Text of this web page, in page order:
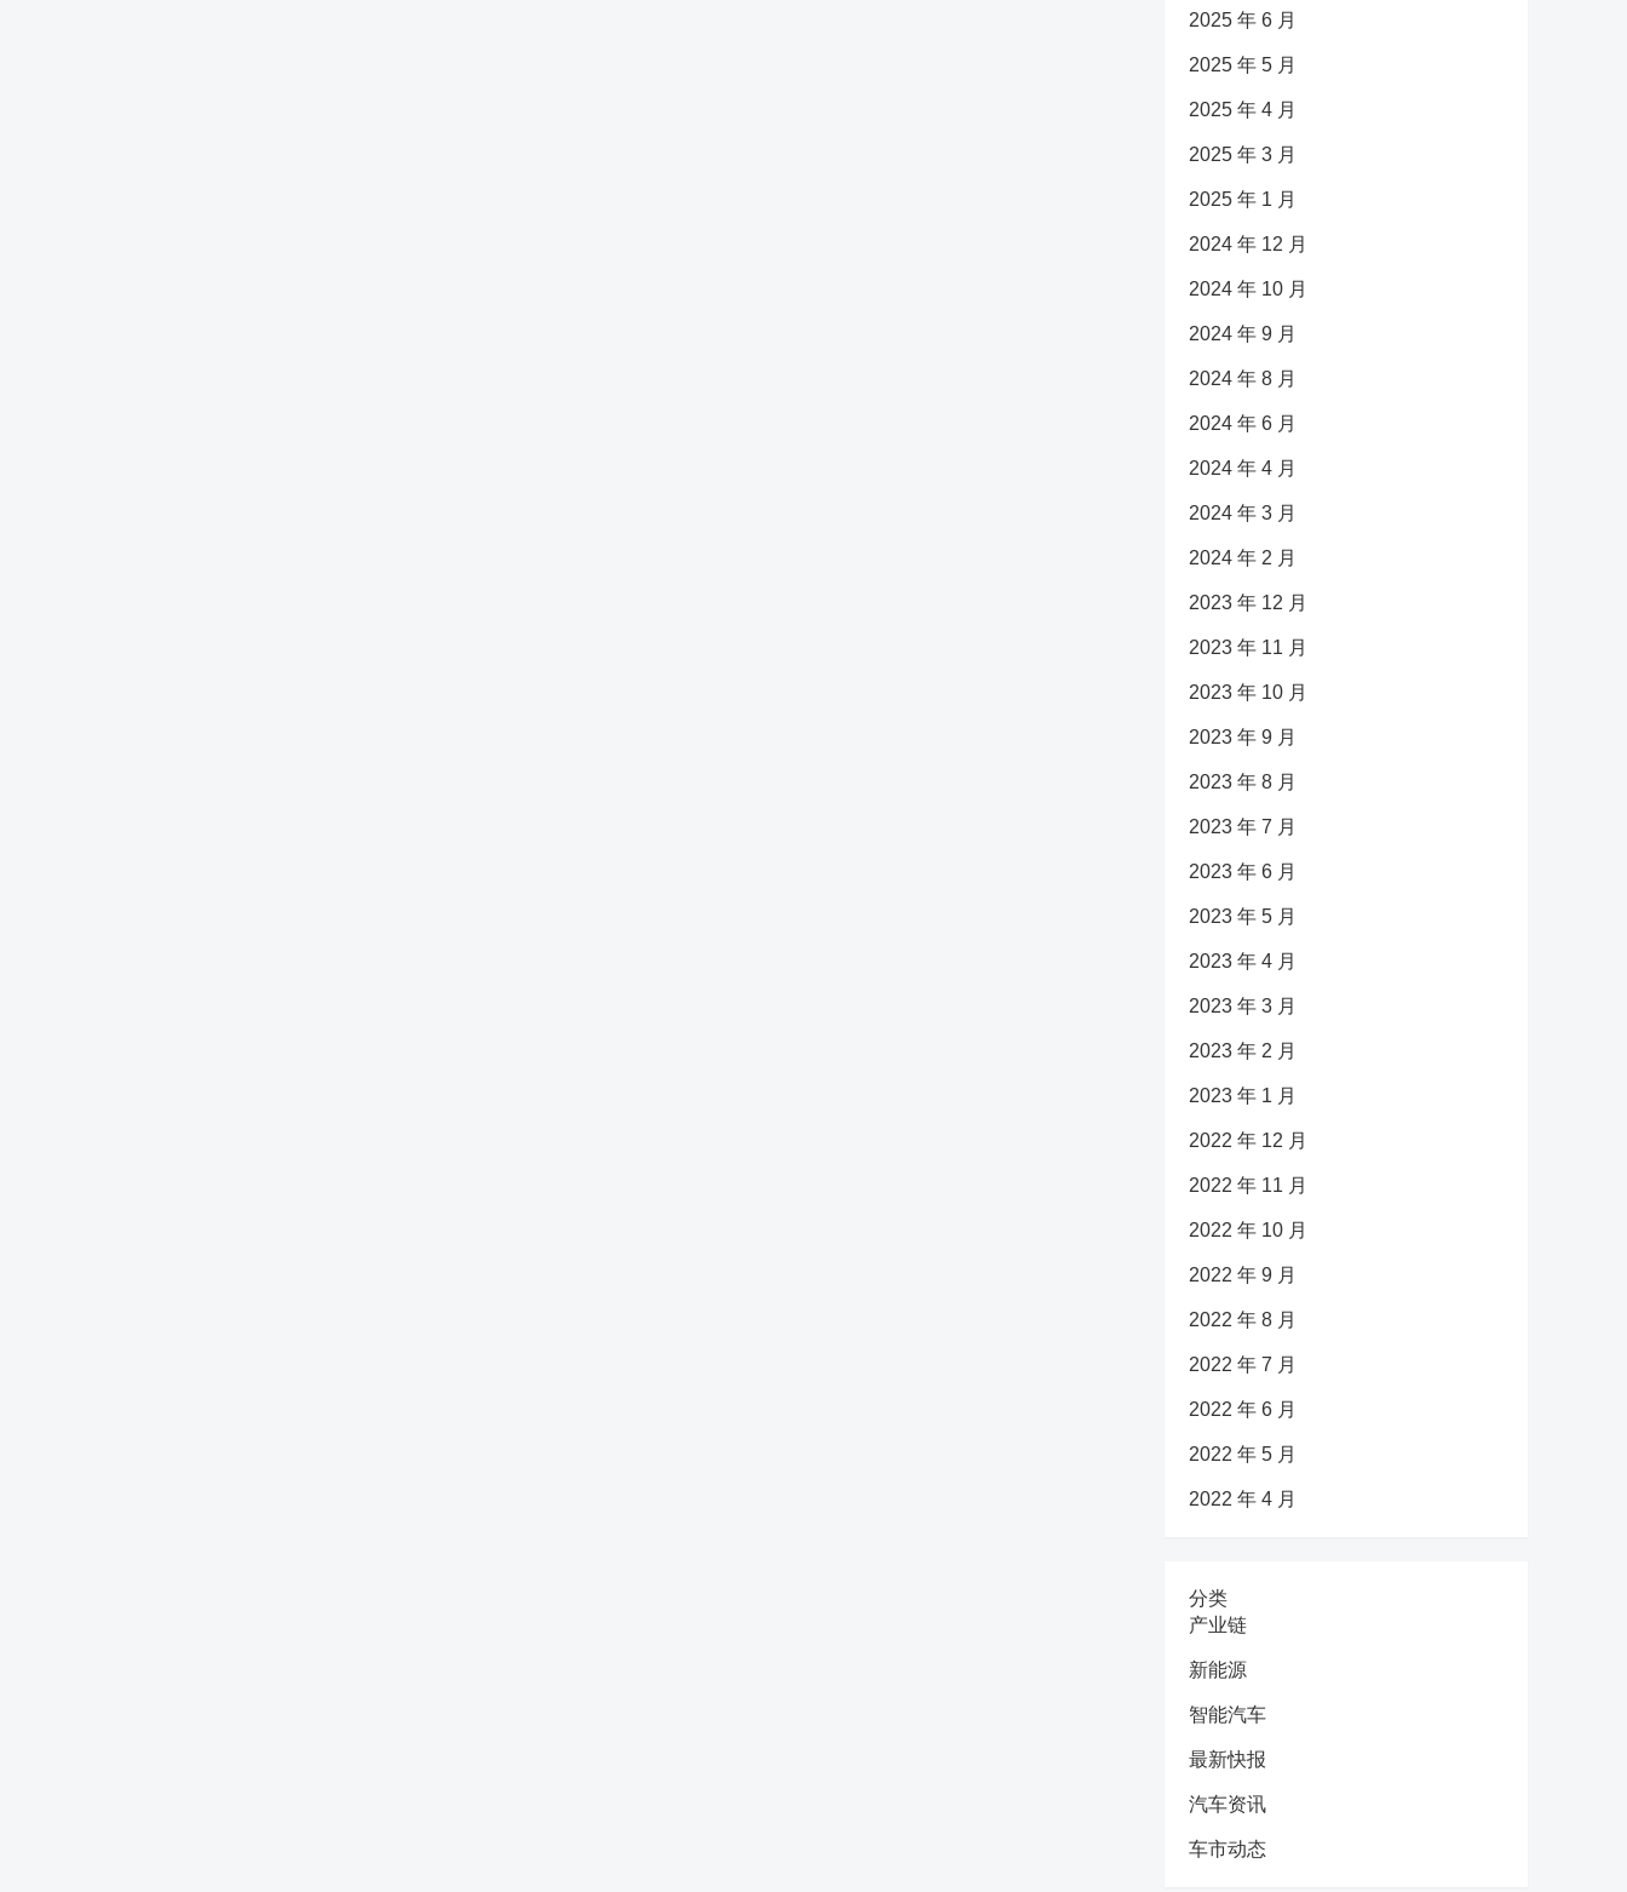
2025 年 6 月
2025 年 5 月
2025 年 4 月
2025 年 3 月
2025 年 1 月
2024 年 12 月
2024 年 10 月
2024 年 9 月
2024 年 8 月
2024 年 6 月
2024 年 4 月
2024 年 3 月
2024 年 2 月
2023 年 12 月
2023 年 11 月
2023 年 10 月
2023 年 9 月
2023 年 8 月
2023 年 7 月
2023 年 6 月
2023 年 5 月
2023 年 4 月
2023 年 3 月
2023 年 2 月
2023 年 1 月
2022 年 12 月
2022 年 11 月
2022 年 10 月
2022 年 9 月
2022 年 8 月
2022 年 7 月
2022 年 6 月
2022 年 5 月
2022 年 4 月
分类
产业链
新能源
智能汽车
最新快报
汽车资讯
车市动态